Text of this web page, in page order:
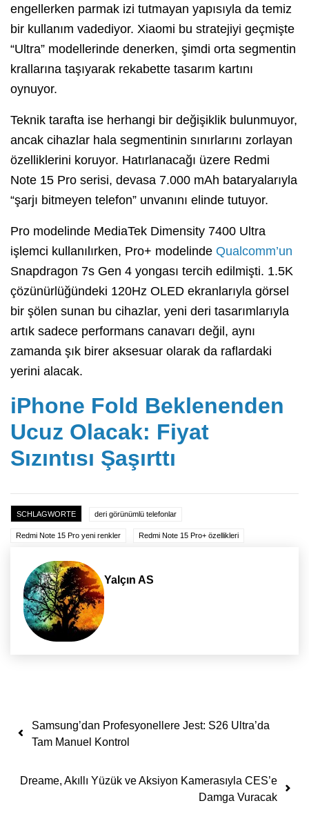
engellerken parmak izi tutmayan yapısıyla da temiz
bir kullanım vadediyor. Xiaomi bu stratejiyi geçmişte
“Ultra” modellerinde denerken, şimdi orta segmentin
krallarına taşıyarak rekabette tasarım kartını
oynuyor.
Teknik tarafta ise herhangi bir değişiklik bulunmuyor,
ancak cihazlar hala segmentinin sınırlarını zorlayan
özelliklerini koruyor. Hatırlanacağı üzere Redmi
Note 15 Pro serisi, devasa 7.000 mAh bataryalarıyla
“şarjı bitmeyen telefon” unvanını elinde tutuyor.
Pro modelinde MediaTek Dimensity 7400 Ultra
işlemci kullanılırken, Pro+ modelinde Qualcomm’un
Snapdragon 7s Gen 4 yongası tercih edilmişti. 1.5K
çözünürlüğündeki 120Hz OLED ekranlarıyla görsel
bir şölen sunan bu cihazlar, yeni deri tasarımlarıyla
artık sadece performans canavarı değil, aynı
zamanda şık birer aksesuar olarak da raflardaki
yerini alacak.
iPhone Fold Beklenenden
Ucuz Olacak: Fiyat
Sızıntısı Şaşırttı
SCHLAGWORTE deri görünümlü telefonlar
Redmi Note 15 Pro yeni renkler Redmi Note 15 Pro+ özellikleri
Yalçın AS
Yazı dolaşımı
Samsung’dan Profesyonellere Jest: S26 Ultra’da
Tam Manuel Kontrol
Dreame, Akıllı Yüzük ve Aksiyon Kamerasıyla CES’e
Damga Vuracak